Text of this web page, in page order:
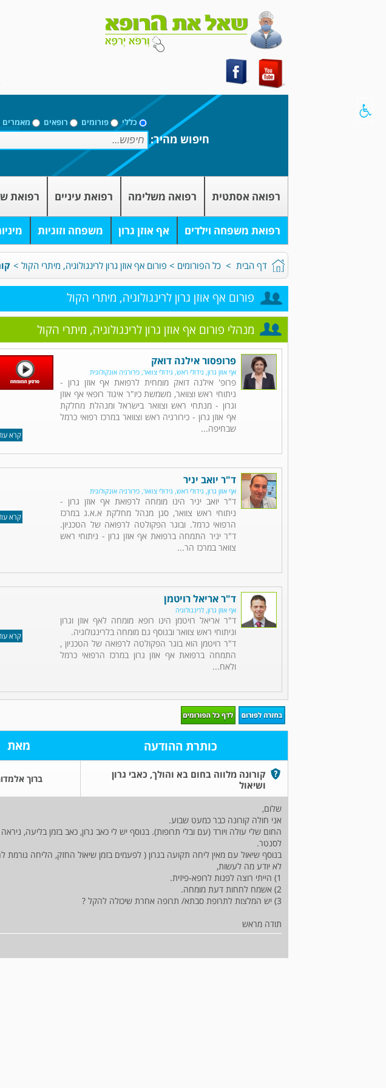
כללי פורומים רופאים מאמרים
חיפוש מהיר:
רפואה אסתטית רפואה משלימה רפואת עיניים רפואת
רפואת משפחה וילדים אף אוזן גרון משפחה וזוגיות
דף הבית > כל הפורומים > פורום אף אוזן גרון לרינגולוגיה, מיתרי הקול >
פורום אף אוזן גרון לרינגולוגיה, מיתרי הקול
מנהלי פורום אף אוזן גרון לרינגולוגיה, מיתרי הקול
קרא
פרופסור אילנה דואק
אף אוזן גרון, גידולי ראש, גידולי צוואר, כירורגיה אונקולוגית
פרופ' אילנה דואק מומחית לרפואת אף אוזן גרון -
ניתוחי ראש וצוואר, משמשת כיו"ר איגוד רופאי אף אוזן
וגרון - מנתחי ראש וצוואר בישראל ומנהלת מחלקת
אף אוזן גרון - כירורגיה ראש וצוואר במרכז רפואי כרמל
שבחיפה...
קרא
ד"ר יואב יניר
אף אוזן גרון, גידולי ראש, גידולי צוואר, כירורגיה אונקולוגית
ד"ר יואב יניר הינו מומחה לרפואת אף אוזן גרון -
ניתוחי ראש צוואר, סגן מנהל מחלקת א.א.ג במרכז
הרפואי כרמל. ובוגר הפקולטה לרפואה של הטכניון.
ד"ר יניר התמחה ברפואת אף אוזן גרון - ניתוחי ראש
צוואר במרכז הר...
קרא
ד"ר אריאל רויטמן
אף אוזן גרון, לרינגולוגיה
ד"ר אריאל רויטמן הינו רופא מומחה לאף אוזן וגרון
וניתוחי ראש צוואר ובנוסף גם מומחה בלרינגולוגיה.
ד"ר רויטמן הוא בוגר הפקולטה לרפואה של הטכניון ,
התמחה ברפואת אף אוזן גרון במרכז הרפואי כרמל
ולאח...
כותרת ההודעה מאת
קורונה מלווה בחום בא והולך, כאבי גרון
ושיאול
ברוך
שלום,
אני חולה קורונה כבר כמעט שבוע.
החום שלי עולה ויורד (עם ובלי תרופות). בנוסף יש לי כאב גרון, כאב בזמן בליעה,
לסנטר.
בנוסף שיאול עם מאין ליחה תקועה בגרון ( לפעמים בזמן שיאול החזק, הליחה
לא יודע מה לעשות,
1) הייתי רוצה לפנות לרופא-פיזית.
2) אשמח לחחות דעת מומחה.
3) יש המלצות לתרופת סבתא/ תרופה אחרת שיכולה להקל ?
תודה מראש